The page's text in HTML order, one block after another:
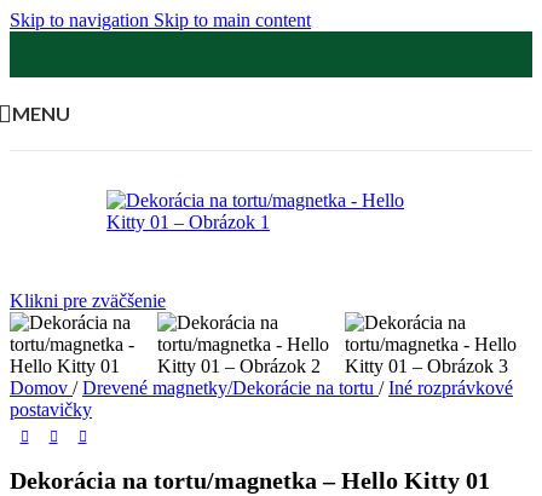
Skip to navigation Skip to main content
MENU
Klikni pre zväčšenie
Domov / Drevené magnetky/Dekorácie na tortu / Iné rozprávkové
postavičky
Dekorácia na tortu/magnetka – Hello Kitty 01